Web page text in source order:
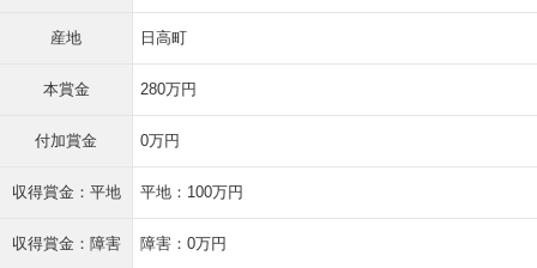
産地 日高町
本賞金 280万円
付加賞金 0万円
収得賞金：平地 平地：100万円
収得賞金：障害 障害：0万円